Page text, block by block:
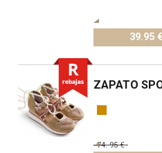
39.95 €
ZAPATO
74.95 €